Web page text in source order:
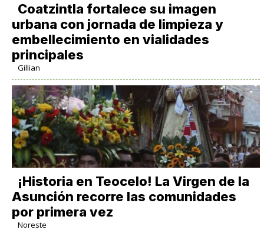
Coatzintla fortalece su imagen
urbana con jornada de limpieza y
embellecimiento en vialidades
principales
Gillian
​¡Historia en Teocelo! La Virgen de la
Asunción recorre las comunidades
por primera vez
Noreste